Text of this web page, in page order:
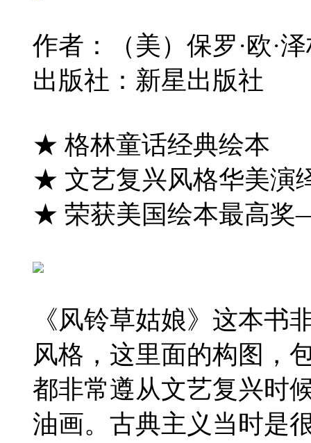
作者：（美）保罗·欧·
出版社：新星出版社
★ 格林童话经典绘本
★ 文艺复兴风格华美演
★ 荣获美国绘本最高
《风铃草姑娘》这本书
风格，这里面的构图，
都非常遵从文艺复兴时
油画。古典主义当时是